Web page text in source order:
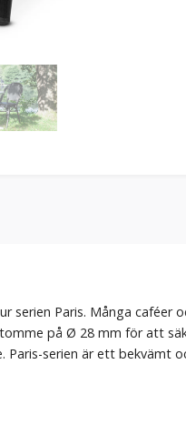
serien Paris. Många
på Ø 28 mm för att
serien är ett bekvämt